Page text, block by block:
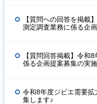
【質問への回答を掲載
測定調査業務に係る企
【質問回答掲載】令和
係る企画提案募集の実
令和8年度ジビエ需要
集します♪